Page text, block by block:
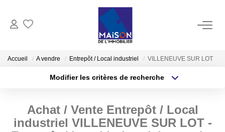
LOCATION
GESTION
Accueil A vendre Entrepôt / Local industriel VILLENEUVE SUR LOT
Modifier les critères de recherche
Sélectionnez...
Type de bien
Surface min
Achat / Vente Entrepôt / Local
industriel VILLENEUVE SUR LOT -